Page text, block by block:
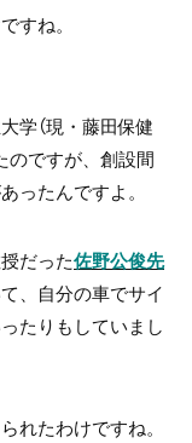
すね。
学（現・藤田保健
のですが、創設間
ったんですよ。
だった佐野公俊先
、自分の車でサイ
たりもしていまし
たわけですね。